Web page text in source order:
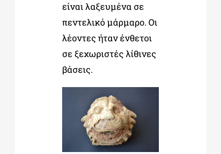
είναι λαξευμένα σε
πεντελικό μάρμαρο. Οι
λέοντες ήταν ένθετοι
σε ξεχωριστές λίθινες
βάσεις.